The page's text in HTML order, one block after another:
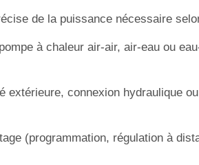
de la puissance nécessaire
à chaleur air-air, air-eau ou
extérieure, connexion hydraulique
(programmation, régulation à